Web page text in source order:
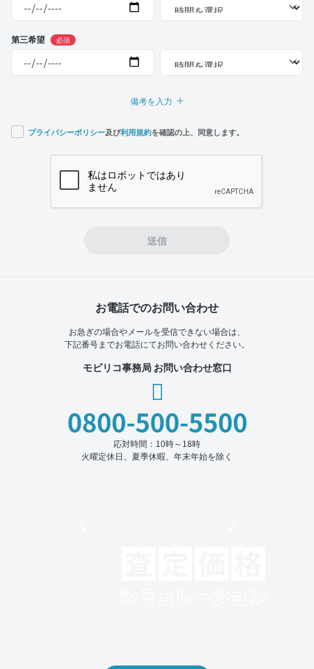
第三希望 必須
備考を入力
プライバシーポリシー及び利用規約を確認の上、同意します。
送信
お電話でのお問い合わせ
お急ぎの場合やメールを受信できない場合は、
下記番号までお電話にてお問い合わせください。
モビリコ事務局 お問い合わせ窓口
0800-500-5500
応対時間：10時～18時
火曜定休日、夏季休暇、年末年始を除く